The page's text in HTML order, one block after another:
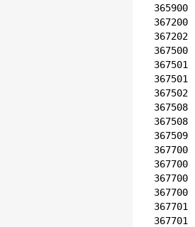
365900
367200
367202
367500
367501
367501
367502
367508
367508
367509
367700
367700
367700
367700
367701
367701